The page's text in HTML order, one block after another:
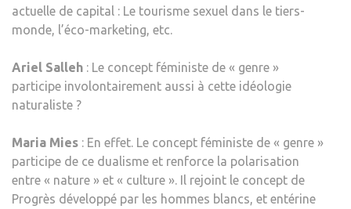
actuelle de capital : Le tourisme sexuel dans le tiers-
monde, l’éco-marketing, etc.
Ariel Salleh : Le concept féministe de « genre »
participe involontairement aussi à cette idéologie
naturaliste ?
Maria Mies : En effet. Le concept féministe de « genre »
participe de ce dualisme et renforce la polarisation
entre « nature » et « culture ». Il rejoint le concept de
Progrès développé par les hommes blancs, et entérine